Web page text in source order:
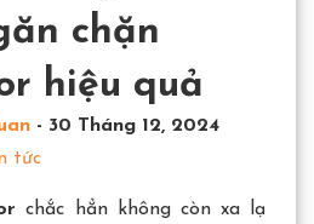
chặn
hiệu quả
- 30 Tháng 12, 2024
tức
chắc hẳn không còn xa lạ